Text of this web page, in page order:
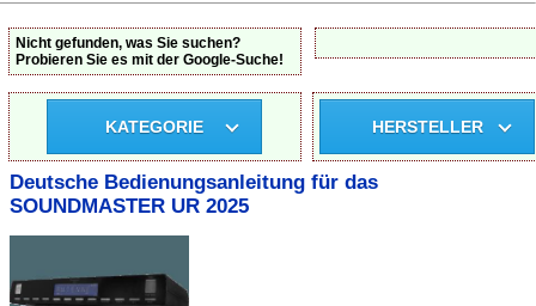
Nicht gefunden, was Sie suchen?
Probieren Sie es mit der Google-Suche!
KATEGORIE HERSTELLER
Deutsche Bedienungsanleitung für das
SOUNDMASTER UR 2025